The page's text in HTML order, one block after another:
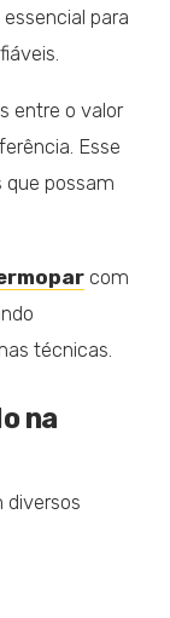
para
entre o valor
Esse
que possam
com
técnicas.
na
diversos